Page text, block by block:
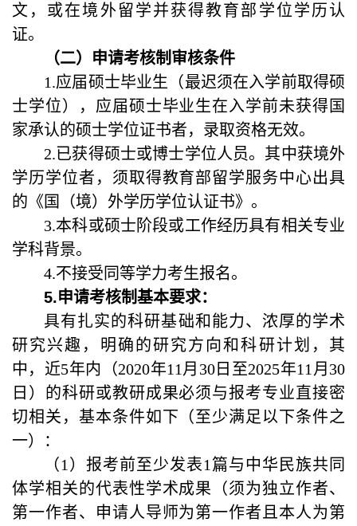
文，或在境外留学并获得教育部学位学历认
证。
（二）申请考核制审核条件
1.应届硕士毕业生（最迟须在入学前取得硕
士学位），应届硕士毕业生在入学前未获得国
家承认的硕士学位证书者，录取资格无效。
2.已获得硕士或博士学位人员。其中获境外
学历学位者，须取得教育部留学服务中心出具
的《国（境）外学历学位认证书》。
3.本科或硕士阶段或工作经历具有相关专业
学科背景。
4.不接受同等学力考生报名。
5.申请考核制基本要求：
具有扎实的科研基础和能力、浓厚的学术
研究兴趣，明确的研究方向和科研计划，其
中，近5年内（2020年11 月 30日至2025年11 月 30
日）的科研或教研成果必须与报考专业直接密
切相关，基本条件如下（至少满足以下条件之
一）：
（1 ）报考前至少发表1篇与中华民族共同
体学相关的代表性学术成果（须为独立作者、
第一作者、申请人导师为第一作者且本人为第